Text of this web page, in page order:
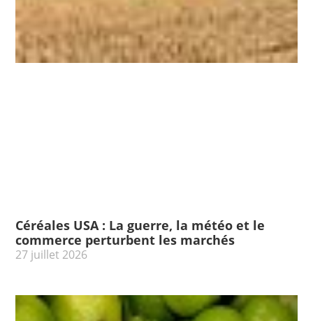
Céréales USA : La guerre, la météo et le
commerce perturbent les marchés
27 juillet 2026